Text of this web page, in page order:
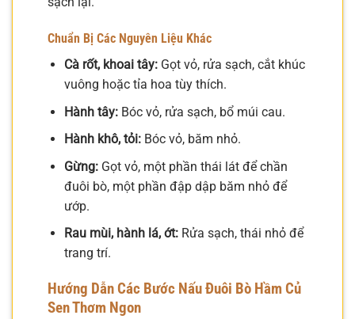
Chuẩn Bị Các Nguyên Liệu Khác
Cà rốt, khoai tây:Gọt vỏ, rửa sạch, cắt khúc
vuông hoặc tỉa hoa tùy thích.
Hành tây:Bóc vỏ, rửa sạch, bổ múi cau.
Hành khô, tỏi:Bóc vỏ, băm nhỏ.
Gừng:Gọt vỏ, một phần thái lát để chần
đuôi bò, một phần đập dập băm nhỏ để
ướp.
Rau mùi, hành lá, ớt:Rửa sạch, thái nhỏ để
trang trí.
Hướng Dẫn Các Bước Nấu Đuôi Bò Hầm Củ
Sen Thơm Ngon